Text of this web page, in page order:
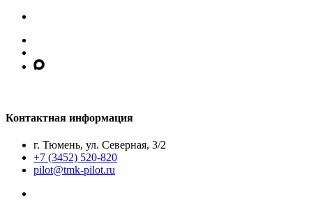
Контактная информация
г. Тюмень, ул. Северная, 3/2
+7 (3452) 520-820
pilot@tmk-pilot.ru